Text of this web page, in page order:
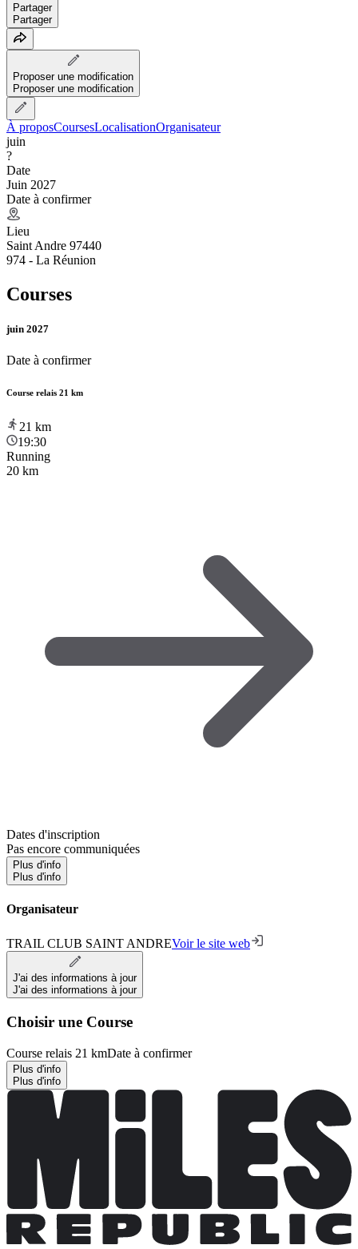
Partager
Partager
Proposer une modification
Proposer une modification
À proposCoursesLocalisationOrganisateur
juin
?
Date
Juin 2027
Date à confirmer
Lieu
Saint Andre 97440
974 - La Réunion
Courses
juin 2027
Date à confirmer
Course relais 21 km
21 km
19:30
Running
20 km
Dates d'inscription
Pas encore communiquées
Plus d'info
Plus d'info
Organisateur
TRAIL CLUB SAINT ANDREVoir le site web
J'ai des informations à jour
J'ai des informations à jour
Choisir une Course
Course relais 21 kmDate à confirmer
Plus d'info
Plus d'info